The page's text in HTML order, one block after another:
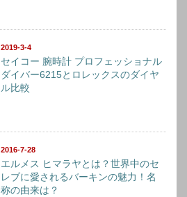
2019-3-4
セイコー 腕時計 プロフェッショナル
ダイバー6215とロレックスのダイヤ
ル比較
2016-7-28
エルメス ヒマラヤとは？世界中のセ
レブに愛されるバーキンの魅力！名
称の由来は？